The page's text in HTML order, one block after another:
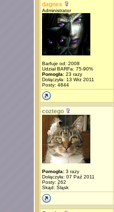
dagnes
Administrator
Barfuje od: 2008
Udział BARFa: 75-90%
Pomogła:23 razy
Dołączyła: 13 Wrz 2011
Posty: 4844
coztego
Pomogła:3 razy
Dołączyła: 07 Paź 2011
Posty: 262
Skąd: Śląsk